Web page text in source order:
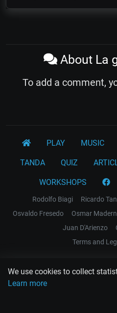
We use cookies to collect
Learn more
About La
To add a comment,
PLAY MUSIC
TANDA QUIZ
WORKSHOPS
Rodolfo Biagi Ricardo
Osvaldo Fresedo
Osmar
Juan D'Arienzo
Terms and
EL